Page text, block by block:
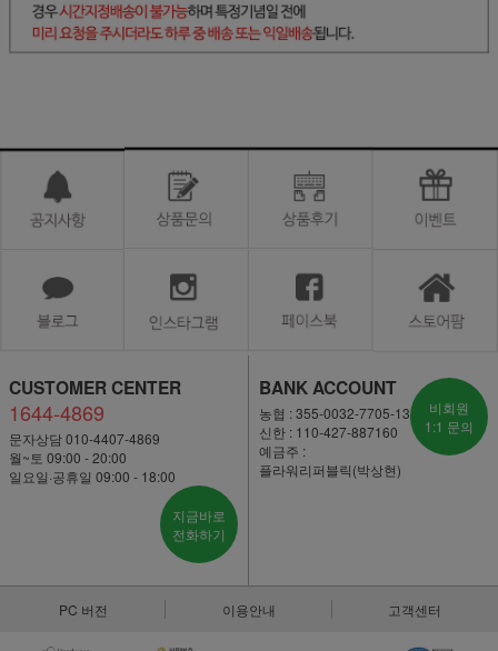
CUSTOMER CENTER
1644-4869
문자상담 010-4407-4869
월~토 09:00 - 20:00
일요일·공휴일 09:00 - 18:00
지금바로
전화하기
BANK ACCOUNT
농협 : 355-0032-7705-13
신한 : 110-427-887160
예금주 :
플라워리퍼블릭(박상현)
비회원
1:1 문의
PC 버전 이용안내 고객센터